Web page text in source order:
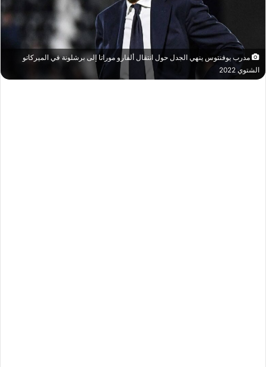
مدرب يوفنتوس ينهي الجدل حول انتقال ألفارو موراتا إلى برشلونة في الميركاتو
الشتوي 2022